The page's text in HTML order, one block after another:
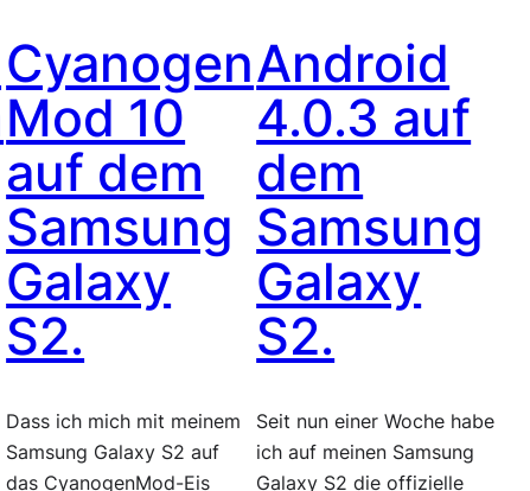
Cyanogen
Mod 10
auf dem
Samsung
Galaxy
S2.
Dass ich mich mit meinem
Samsung Galaxy S2 auf
das CyanogenMod-Eis
Android
4.0.3 auf
dem
Samsung
Galaxy
S2.
Seit nun einer Woche habe
ich auf meinen Samsung
Galaxy S2 die offizielle